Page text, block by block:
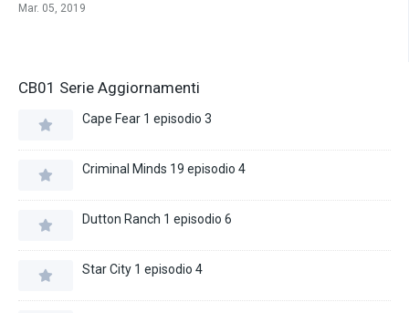
Mar. 05, 2019
CB01 Serie Aggiornamenti
Cape Fear 1 episodio 3
Criminal Minds 19 episodio 4
Dutton Ranch 1 episodio 6
Star City 1 episodio 4